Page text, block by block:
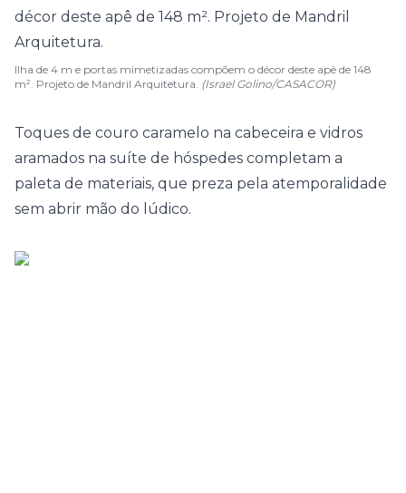
Ilha de 4 m e portas mimetizadas compõem o décor deste apê de 148
m². Projeto de Mandril Arquitetura. (Israel Golino/CASACOR)
Toques de couro caramelo na cabeceira e vidros
aramados na suíte de hóspedes completam a
paleta de materiais, que preza pela atemporalidade
sem abrir mão do lúdico.